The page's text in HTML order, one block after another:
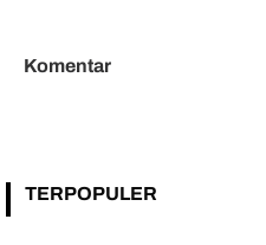
Komentar
TERPOPULER